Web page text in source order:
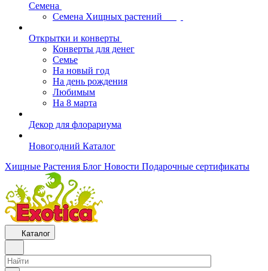
Семена
Семена Хищных растений
Открытки и конверты
Конверты для денег
Семье
На новый год
На день рождения
Любимым
На 8 марта
Декор для флорариума
Новогодний Каталог
Хищные Растения Блог Новости Подарочные сертификаты
Каталог